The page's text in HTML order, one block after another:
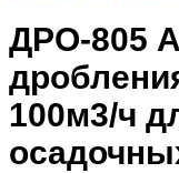
ДРО-805
100м3/ч